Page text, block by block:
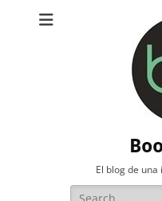
El blog de
Buscar: